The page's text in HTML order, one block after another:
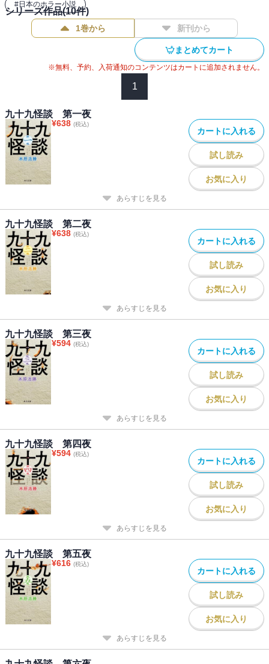
#日本のホラー小説
シリーズ作品(10件)
1巻から 新刊から
まとめてカート
※無料、予約、入荷通知のコンテンツはカートに追加されません。
1
九十九怪談 第一夜
¥638 (税込)
カートに入れる
試し読み
お気に入り
あらすじを見る
九十九怪談 第二夜
¥638 (税込)
カートに入れる
試し読み
お気に入り
あらすじを見る
九十九怪談 第三夜
¥594 (税込)
カートに入れる
試し読み
お気に入り
あらすじを見る
九十九怪談 第四夜
¥594 (税込)
カートに入れる
試し読み
お気に入り
あらすじを見る
九十九怪談 第五夜
¥616 (税込)
カートに入れる
試し読み
お気に入り
あらすじを見る